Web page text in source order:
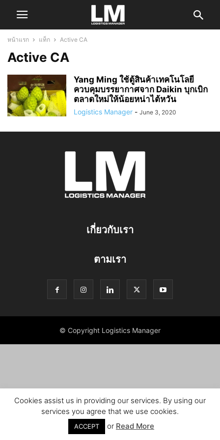
หน้าแรก แท็ก Active CA
Active CA
Yang Ming ใช้ตู้สินค้าเทคโนโลยี
ควบคุมบรรยากาศจาก Daikin บุกเบิก
ตลาดใหม่ให้น้อยหน่าไต้หวัน
Logistics Manager - June 3, 2020
เกี่ยวกับเรา
ตามเรา
© Copyright Logistics Manager
Cookies assist us in providing our services. By using our
services you agree that we use cookies.
ACCEPT or Read More